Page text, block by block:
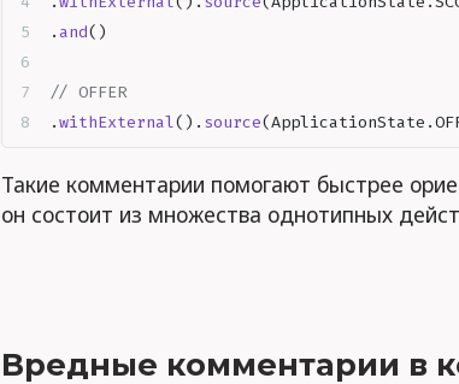
. and()
// OFFER
.withExternal(). source(ApplicationState .
Такие комментарии помогают быстрее
он состоит из множества однотипных
Вредные комментарии в